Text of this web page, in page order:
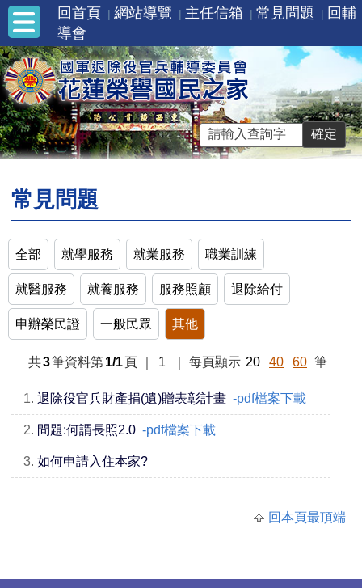
回首頁 網站導覽 主任信箱 常見問題
回輔
導會
常見問題
全部 就學服務 就業服務 職業訓練
就醫服務 就養服務 服務照顧 退除給付
申辦榮民證 一般民眾 其他
共3筆資料第1/1頁 1 每頁顯示 20 40 60 筆
1. 退除役官兵財產捐(遺)贈表彰計畫 -pdf檔案下載
2. 問題:何謂長照2.0 -pdf檔案下載
3. 如何申請入住本家?
回本頁最頂端